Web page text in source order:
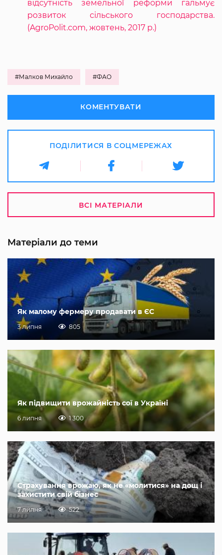
відсутність земельної реформи гальмує
розвиток сільського господарства.
(AgroPolit.com, жовтень, 2017 р.)
#Малков Михайло #ФАО
КОМЕНТУВАТИ
ПОДІЛИТИСЯ В СОЦМЕРЕЖАХ
ВСІ МАТЕРІАЛИ
Матеріали до теми
Як малому фермеру продавати в ЄС
3 липня 805
Як підвищити врожайність сої в Україні
6 липня 1 300
Страхування врожаю, як не «молитися» на дощ і
захистити свій бізнес
7 липня 522